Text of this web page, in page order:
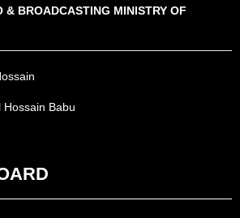
& BROADCASTING MINISTRY OF
Hossain Babu